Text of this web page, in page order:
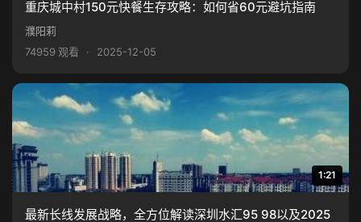
重庆城中村150元快餐生存攻略：如何省60元避坑指南
濮阳莉
74959 观看
· 2025-12-05
1:21
最新长线发展战略，全方位解读深圳水汇95 98以及2025